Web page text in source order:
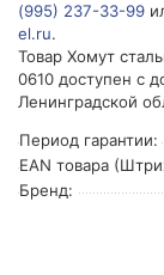
(995) 237-33-99
el.ru.
Товар Хомут
0610 доступен с
Ленинградской
Период гарантии:
EAN товара
Бренд: